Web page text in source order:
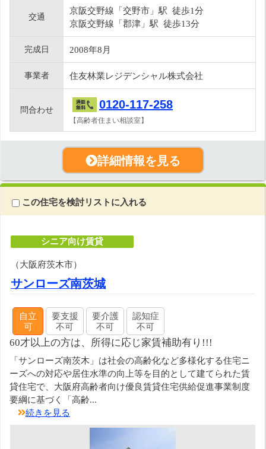
交通
京阪交野線「交野市」駅 徒歩1分
京阪交野線「郡津」駅 徒歩13分
完成日 2008年8月
事業者 住友林業レジデンシャル株式会社
問合わせ 0120-117-258
【高齢者住まい相談室】
詳細情報を見る
この住宅を検討リストに入れる
シニア向け賃貸
（大阪府茨木市）
サンローズ南茨城
自立
可
要支援
不可
要介護
不可
認知症
不可
60才以上の方は、所得に応じ家賃補助有り!!!
「サンローズ南茨木」は社会の高齢化など多様化する住宅ニ
ーズへの対応や居住水準の向上等を目的として建てられた賃
貸住宅で、大阪府高齢者向け優良賃貸住宅供給促進事業制度
要綱に基づく「高齢...
続きを見る